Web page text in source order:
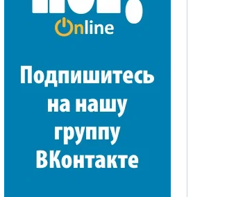
Книга памяти воронежских
воинов-интернационалистов